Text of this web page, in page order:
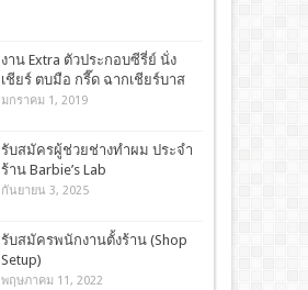
งาน Extra ตัวประกอบซีรี่ย์ นั่ง
เชียร์ ตบมือ กรี๊ด ฉากเชียร์บาส
มกราคม 1, 2019
รับสมัครผู้ช่วยช่างทำผม ประจำ
ร้าน Barbie’s Lab
กันยายน 3, 2025
รับสมัครพนักงานตั้งร้าน (Shop
Setup)
พฤษภาคม 11, 2022